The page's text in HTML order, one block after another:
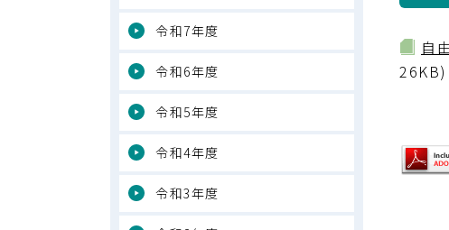
自
26KB)
令和7年度
令和6年度
令和5年度
令和4年度
令和3年度